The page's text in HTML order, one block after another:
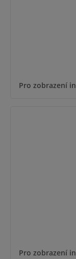
Pro zobrazení
Pro zobrazení